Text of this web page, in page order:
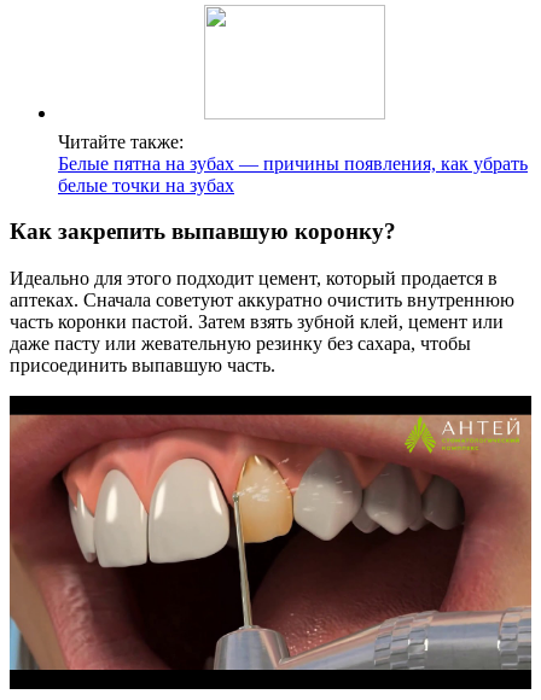
Читайте также:
Белые пятна на зубах — причины появления, как убрать
белые точки на зубах
Как закрепить выпавшую коронку?
Идеально для этого подходит цемент, который продается в
аптеках. Сначала советуют аккуратно очистить внутреннюю
часть коронки пастой. Затем взять зубной клей, цемент или
даже пасту или жевательную резинку без сахара, чтобы
присоединить выпавшую часть.